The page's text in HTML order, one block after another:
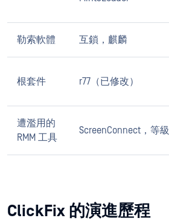
勒索軟體 互鎖，麒麟
根套件 r77（已修改）
遭濫用的
RMM 工具
ScreenConnect，等級
ClickFix 的演進歷程